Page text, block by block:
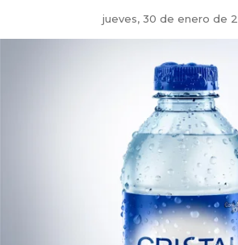
jueves, 30 de enero de